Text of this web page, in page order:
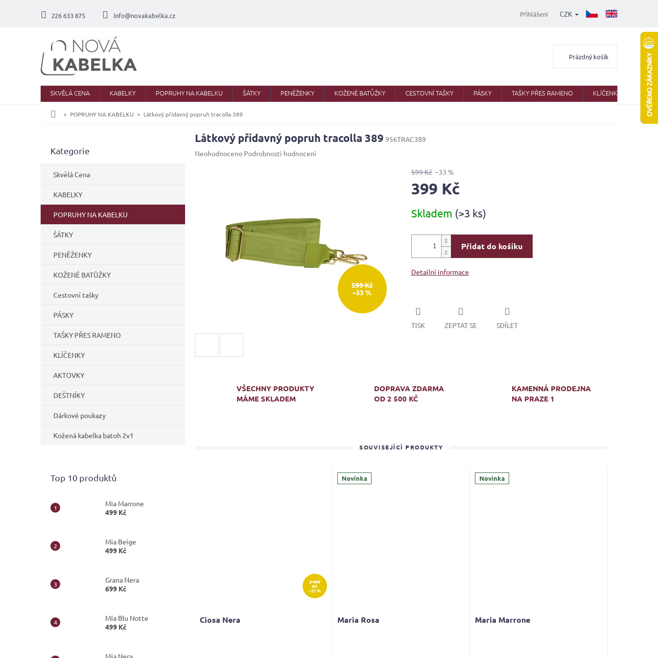
226 633 875 info@novakabelka.cz CZK
Přihlášení
Nákupní
Prázdný košík
SKVĚLÁ CENA KABELKY POPRUHY NA KABELKU ŠÁTKY PENĚŽENKY KOŽENÉ BATŮŽKY CESTOVNÍ TAŠKY PÁSKY TAŠKY PŘES RAMENO KLÍČENKY
DomůPOPRUHY NA KABELKU Látkový přídavný popruh tracolla 389
s
n
í
Přeskočit
Kategorie
Skvělá Cena
KABELKY
POPRUHY NA KABELKU
ŠÁTKY
PENĚŽENKY
KOŽENÉ BATŮŽKY
Cestovní tašky
PÁSKY
TAŠKY PŘES RAMENO
KLÍČENKY
AKTOVKY
DEŠTNÍKY
Dárkové poukazy
Kožená kabelka batoh 2v1
Top 10 produktů
Mia Marrone
499 Kč
Mia Beige
499 Kč
Grana Nera
699 Kč
Mia Blu Notte
499 Kč
Mia Nera
Látkový přídavný popruh tracolla 389 956TRAC389
Průměrné
Neohodnoceno Podrobnosti hodnocení
599 Kč
–33 %
599 Kč –33 %
399 Kč
cena:
Skladem (>3 ks)
Přidat do košíku
Detailní informace
TISK ZEPTAT SE SDÍLET
VŠECHNY PRODUKTY
MÁME SKLADEM
DOPRAVA ZDARMA
OD 2 500 KČ
KAMENNÁ PRODEJNA
NA PRAZE 1
SOUVISEJÍCÍ PRODUKTY
2 999
Kč
–33 %
Ciosa Nera
Novinka
Maria Rosa
Novinka
Maria Marrone